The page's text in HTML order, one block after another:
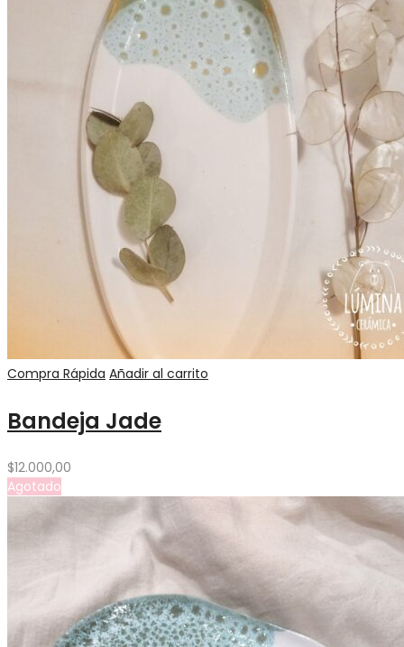
Compra Rápida Añadir al carrito
Bandeja Jade
$12.000,00
Agotado